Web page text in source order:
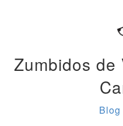
Zumbidos de
Blog